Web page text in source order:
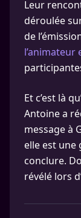
Leur
déroulée
de
l’animateur
Et c’est là
Antoine a
message à
elle est une
conclure.
révélé lors